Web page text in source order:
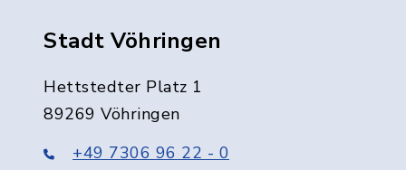
Stadt Vöhringen
Hettstedter Platz 1
89269 Vöhringen
+49 7306 96 22 - 0